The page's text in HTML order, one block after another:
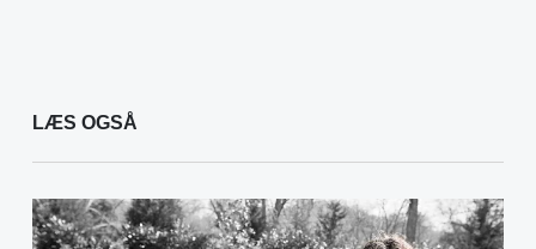
LÆS OGSÅ